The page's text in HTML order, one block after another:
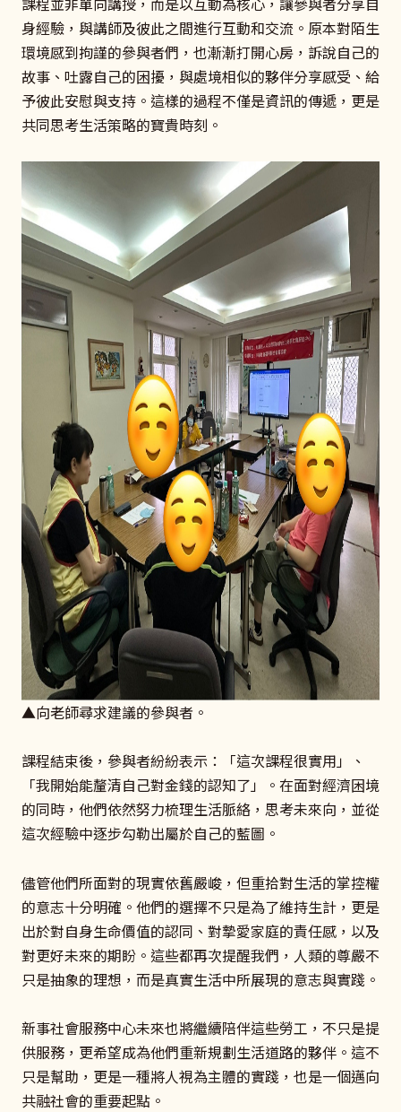
身經驗，與講師及彼此之間進行互動和交流。原本對陌生
環境感到拘謹的參與者們，也漸漸打開心房，訴說自己的
故事、吐露自己的困擾，與處境相似的夥伴分享感受、給
予彼此安慰與支持。這樣的過程不僅是資訊的傳遞，更是
共同思考生活策略的寶貴時刻。
▲向老師尋求建議的參與者。
課程結束後，參與者紛紛表示：「這次課程很實用」、
「我開始能釐清自己對金錢的認知了」。在面對經濟困境
的同時，他們依然努力梳理生活脈絡，思考未來向，並從
這次經驗中逐步勾勒出屬於自己的藍圖。
儘管他們所面對的現實依舊嚴峻，但重拾對生活的掌控權
的意志十分明確。他們的選擇不只是為了維持生計，更是
出於對自身生命價值的認同、對摯愛家庭的責任感，以及
對更好未來的期盼。這些都再次提醒我們，人類的尊嚴不
只是抽象的理想，而是真實生活中所展現的意志與實踐。
新事社會服務中心未來也將繼續陪伴這些勞工，不只是提
供服務，更希望成為他們重新規劃生活道路的夥伴。這不
只是幫助，更是一種將人視為主體的實踐，也是一個邁向
共融社會的重要起點。